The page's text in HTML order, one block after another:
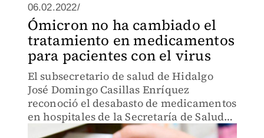
06.02.2022/
Ómicron no ha cambiado el
tratamiento en medicamentos
para pacientes con el virus
El subsecretario de salud de Hidalgo
José Domingo Casillas Enríquez
reconoció el desabasto de medicamentos
en hospitales de la Secretaría de Salud
en diciembre del año pasado